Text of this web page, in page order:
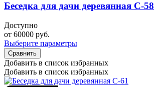
Беседка для дачи деревянная С-58
Доступно
от 60000 руб.
Выберите параметры
Сравнить
Добавить в список избранных
Добавить в список избранных